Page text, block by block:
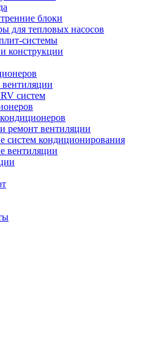
блоки
для тепловых насосов
системы
конструкции
систем
ремонт вентиляции
систем кондиционирования
вентиляции